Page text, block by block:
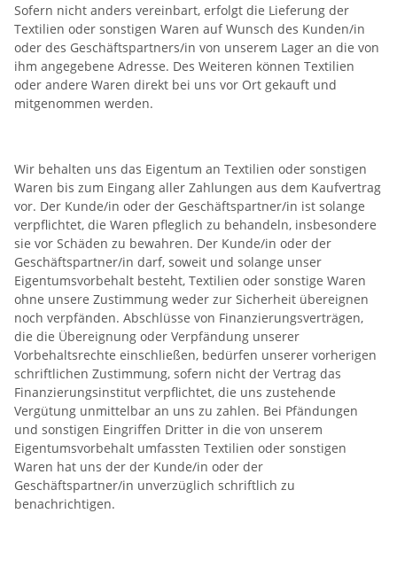
Sofern nicht anders vereinbart, erfolgt die Lieferung der
Textilien oder sonstigen Waren auf Wunsch des Kunden/in
oder des Geschäftspartners/in von unserem Lager an die von
ihm angegebene Adresse. Des Weiteren können Textilien
oder andere Waren direkt bei uns vor Ort gekauft und
mitgenommen werden.
Wir behalten uns das Eigentum an Textilien oder sonstigen
Waren bis zum Eingang aller Zahlungen aus dem Kaufvertrag
vor. Der Kunde/in oder der Geschäftspartner/in ist solange
verpflichtet, die Waren pfleglich zu behandeln, insbesondere
sie vor Schäden zu bewahren. Der Kunde/in oder der
Geschäftspartner/in darf, soweit und solange unser
Eigentumsvorbehalt besteht, Textilien oder sonstige Waren
ohne unsere Zustimmung weder zur Sicherheit übereignen
noch verpfänden. Abschlüsse von Finanzierungsverträgen,
die die Übereignung oder Verpfändung unserer
Vorbehaltsrechte einschließen, bedürfen unserer vorherigen
schriftlichen Zustimmung, sofern nicht der Vertrag das
Finanzierungsinstitut verpflichtet, die uns zustehende
Vergütung unmittelbar an uns zu zahlen. Bei Pfändungen
und sonstigen Eingriffen Dritter in die von unserem
Eigentumsvorbehalt umfassten Textilien oder sonstigen
Waren hat uns der der Kunde/in oder der
Geschäftspartner/in unverzüglich schriftlich zu
benachrichtigen.